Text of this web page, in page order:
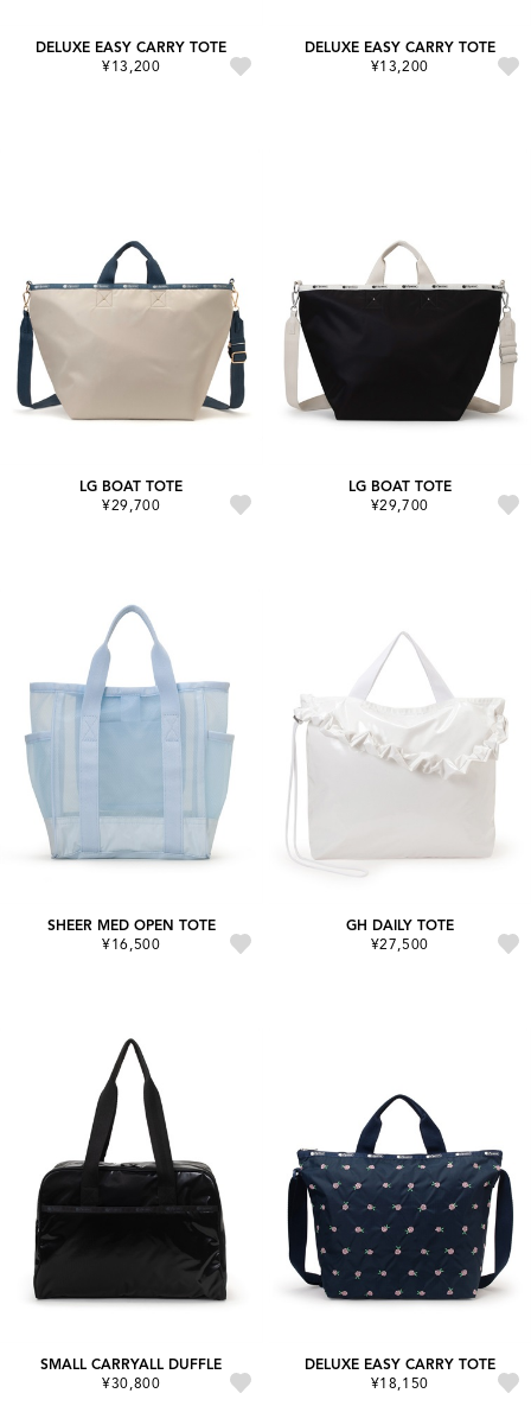
DELUXE EASY CARRY TOTE
¥13,200
DELUXE EASY CARRY TOTE
¥13,200
LG BOAT TOTE
¥29,700
LG BOAT TOTE
¥29,700
SHEER MED OPEN TOTE
¥16,500
GH DAILY TOTE
¥27,500
SMALL CARRYALL DUFFLE
¥30,800
DELUXE EASY CARRY TOTE
¥18,150